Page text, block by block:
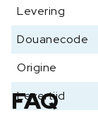
Levering
Douanecode
Origine
Levertijd
FAQ